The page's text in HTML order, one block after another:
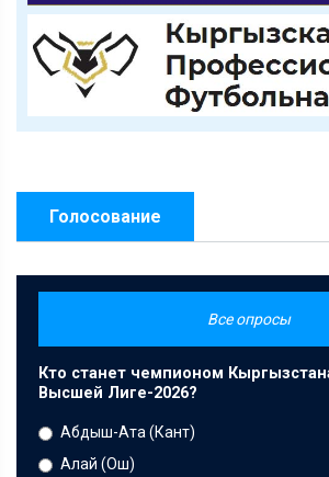
Голосование
Все опросы
Кто станет чемпионом
Высшей Лиге-2026?
Абдыш-Ата (Кант)
Алай (Ош)